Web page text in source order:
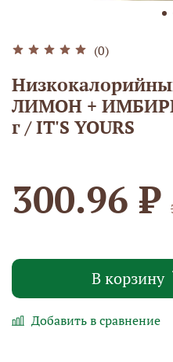
(0)
ЛИМОН + ИМБИРЬ
г / IT'S YOURS
300.96 ₽
В корзину
Добавить в сравнение